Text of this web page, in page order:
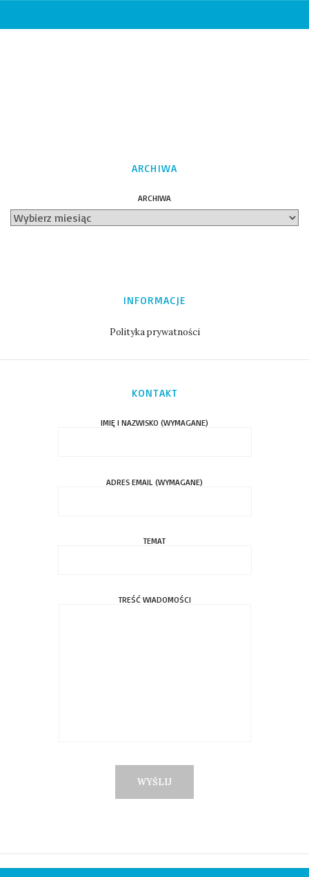
ARCHIWA
ARCHIWA
INFORMACJE
Polityka prywatności
KONTAKT
IMIĘ I NAZWISKO (WYMAGANE)
ADRES EMAIL (WYMAGANE)
TEMAT
TREŚĆ WIADOMOŚCI